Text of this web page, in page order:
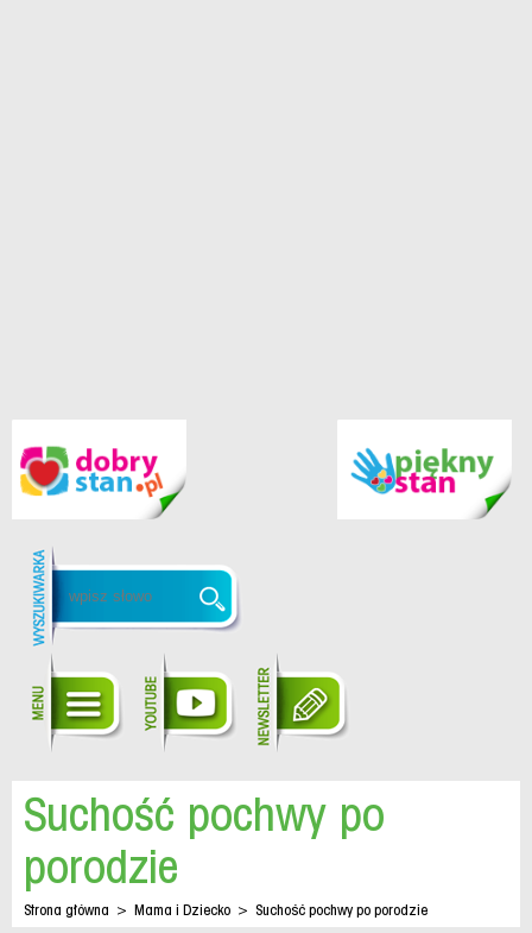
Suchość pochwy po
porodzie
Strona główna > Mama i Dziecko > Suchość pochwy po porodzie